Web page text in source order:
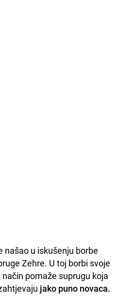
u iskušenju borbe
Zehre. U toj borbi svoje
pomaže suprugu koja
jako puno novaca.